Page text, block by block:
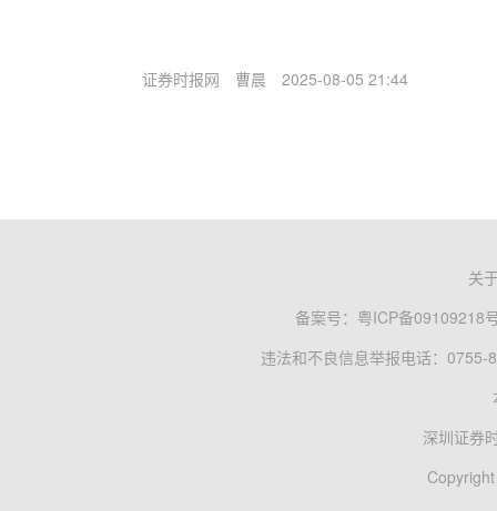
证券时报网 曹晨 2025-08-05 21:44
关
备案号： 粤ICP备09109218
违法和不良信息举报电话：0755-
深圳证券